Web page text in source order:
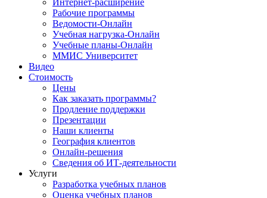
Интернет-расширение
Рабочие программы
Ведомости-Онлайн
Учебная нагрузка-Онлайн
Учебные планы-Онлайн
ММИС Университет
Видео
Стоимость
Цены
Как заказать программы?
Продление поддержки
Презентации
Наши клиенты
География клиентов
Онлайн-решения
Сведения об ИТ-деятельности
Услуги
Разработка учебных планов
Оценка учебных планов